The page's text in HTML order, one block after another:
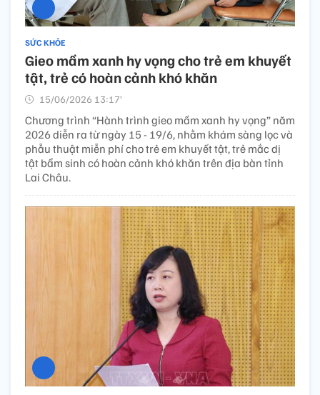
SỨC KHỎE
Gieo mầm xanh hy vọng cho trẻ em khuyết
tật, trẻ có hoàn cảnh khó khăn
15/06/2026 13:17’
Chương trình “Hành trình gieo mầm xanh hy vọng” năm
2026 diễn ra từ ngày 15 - 19/6, nhằm khám sàng lọc và
phẫu thuật miễn phí cho trẻ em khuyết tật, trẻ mắc dị
tật bẩm sinh có hoàn cảnh khó khăn trên địa bàn tỉnh
Lai Châu.